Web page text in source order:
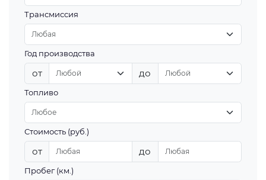
Трансмиссия
Год производства
от до
Топливо
Стоимость (руб.)
от до
Пробег (км.)